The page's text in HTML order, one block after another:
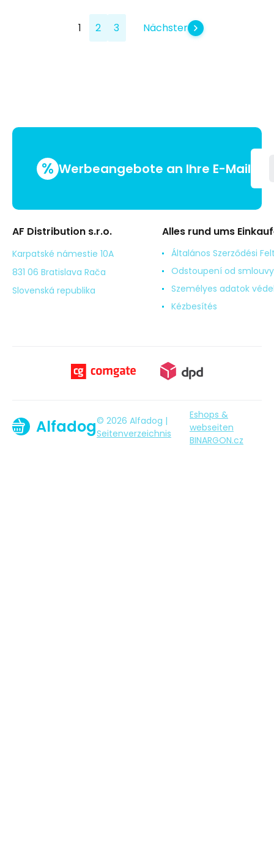
1 2 3 Nächster
% Werbeangebote an Ihre E-Mail
AF Distribution s.r.o.
Karpatské námestie 10A
831 06 Bratislava Rača
Slovenská republika
Alles rund ums
Általános Szerződési
Odstoupení od smlouvy
Személyes adatok
Kézbesítés
Alfadog© 2026 Alfadog |
Seitenverzeichnis
Eshops &
webseiten
BINARGON.cz